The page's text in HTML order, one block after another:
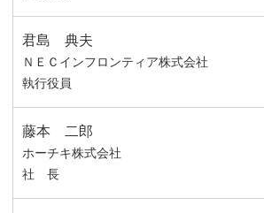
君島 典夫
ＮＥＣインフロンティア株式会社
執行役員
藤本 二郎
ホーチキ株式会社
社 長